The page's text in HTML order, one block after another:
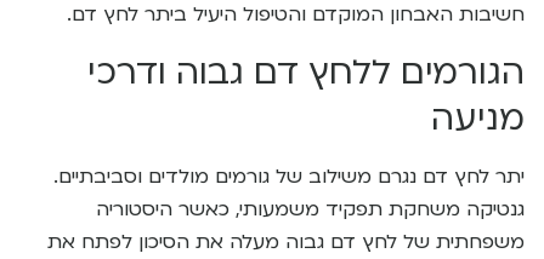
חשיבות האבחון המוקדם והטיפול היעיל ביתר לחץ דם.
הגורמים ללחץ דם גבוה ודרכי
מניעה
יתר לחץ דם נגרם משילוב של גורמים מולדים וסביבתיים.
גנטיקה משחקת תפקיד משמעותי, כאשר היסטוריה
משפחתית של לחץ דם גבוה מעלה את הסיכון לפתח את